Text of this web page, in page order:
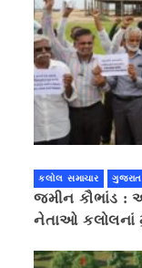
કલોલ સમાચાર
જમીન કૌભાંડ :
નેતાઓ કલોલનાં